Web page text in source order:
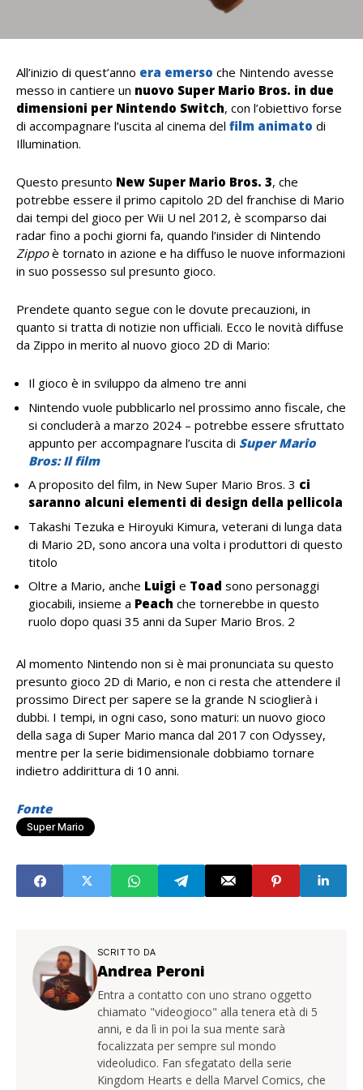
All’inizio di quest’anno era emerso che Nintendo avesse
messo in cantiere un nuovo Super Mario Bros. in due
dimensioni per Nintendo Switch, con l’obiettivo forse
di accompagnare l’uscita al cinema del film animato di
Illumination.
Questo presunto New Super Mario Bros. 3, che
potrebbe essere il primo capitolo 2D del franchise di Mario
dai tempi del gioco per Wii U nel 2012, è scomparso dai
radar fino a pochi giorni fa, quando l’insider di Nintendo
Zippoè tornato in azione e ha diffuso le nuove informazioni
in suo possesso sul presunto gioco.
Prendete quanto segue con le dovute precauzioni, in
quanto si tratta di notizie non ufficiali. Ecco le novità diffuse
da Zippo in merito al nuovo gioco 2D di Mario:
Il gioco è in sviluppo da almeno tre anni
Nintendo vuole pubblicarlo nel prossimo anno fiscale, che
si concluderà a marzo 2024 – potrebbe essere sfruttato
appunto per accompagnare l’uscita di Super Mario
Bros: Il film
A proposito del film, in New Super Mario Bros. 3 ci
saranno alcuni elementi di design della pellicola
Takashi Tezuka e Hiroyuki Kimura, veterani di lunga data
di Mario 2D, sono ancora una volta i produttori di questo
titolo
Oltre a Mario, anche Luigi e Toad sono personaggi
giocabili, insieme a Peach che tornerebbe in questo
ruolo dopo quasi 35 anni da Super Mario Bros. 2
Al momento Nintendo non si è mai pronunciata su questo
presunto gioco 2D di Mario, e non ci resta che attendere il
prossimo Direct per sapere se la grande N scioglierà i
dubbi. I tempi, in ogni caso, sono maturi: un nuovo gioco
della saga di Super Mario manca dal 2017 con Odyssey,
mentre per la serie bidimensionale dobbiamo tornare
indietro addirittura di 10 anni.
Fonte
Super Mario
SCRITTO DA
Andrea Peroni
Entra a contatto con uno strano oggetto
chiamato "videogioco" alla tenera età di 5
anni, e da lì in poi la sua mente sarà
focalizzata per sempre sul mondo
videoludico. Fan sfegatato della serie
Kingdom Hearts e della Marvel Comics, che